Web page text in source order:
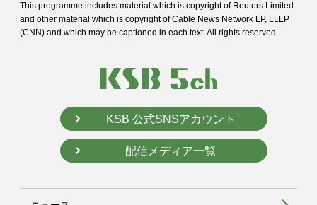
This programme includes material which is copyright of Reuters Limited
and other material which is copyright of Cable News Network LP, LLLP
(CNN) and which may be captioned in each text. All rights reserved.
KSB 公式SNSアカウント
配信メディア一覧